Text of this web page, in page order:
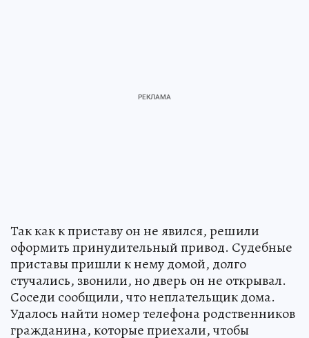
Так как к приставу он не явился, решили
оформить принудительный привод. Судебные
приставы пришли к нему домой, долго
стучались, звонили, но дверь он не открывал.
Соседи сообщили, что неплательщик дома.
Удалось найти номер телефона родственников
гражданина, которые приехали, чтобы